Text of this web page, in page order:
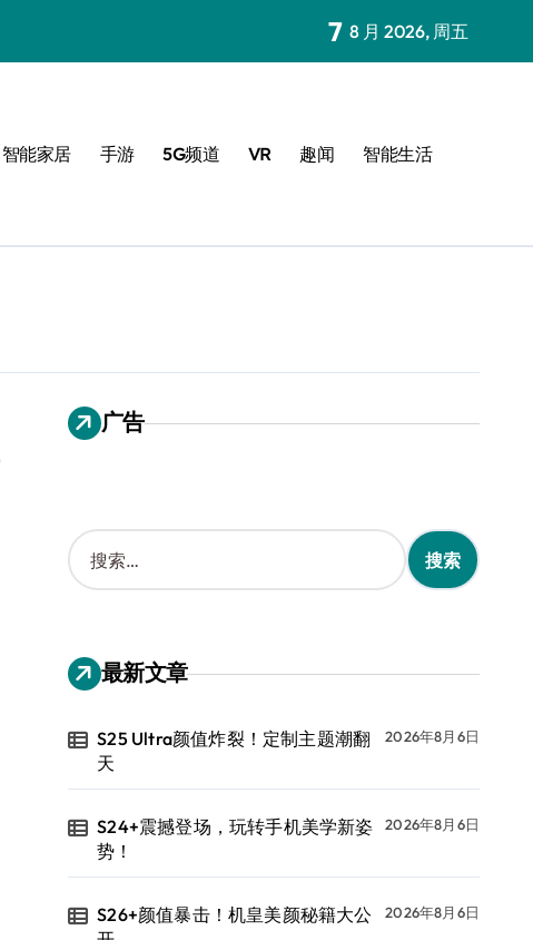
7 8 月 2026, 周五
智能家居 手游 5G频道 VR 趣闻 智能生活
广告
搜
索
：
最新文章
S25 Ultra颜值炸裂！定制主题潮翻
天
2026年8月6日
S24+震撼登场，玩转手机美学新姿
势！
2026年8月6日
S26+颜值暴击！机皇美颜秘籍大公
2026年8月6日